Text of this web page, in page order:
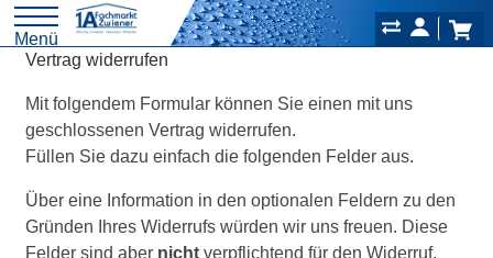
Menü
Vertrag widerrufen
Mit folgendem Formular können Sie einen mit uns
geschlossenen Vertrag widerrufen.
Füllen Sie dazu einfach die folgenden Felder aus.
Über eine Information in den optionalen Feldern zu den
Gründen Ihres Widerrufs würden wir uns freuen. Diese
Felder sind aber nicht verpflichtend für den Widerruf.